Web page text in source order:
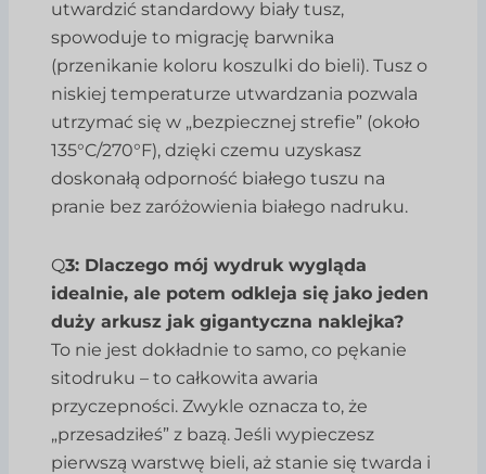
utwardzić standardowy biały tusz,
spowoduje to migrację barwnika
(przenikanie koloru koszulki do bieli). Tusz o
niskiej temperaturze utwardzania pozwala
utrzymać się w „bezpiecznej strefie” (około
135°C/270°F), dzięki czemu uzyskasz
doskonałą odporność białego tuszu na
pranie bez zaróżowienia białego nadruku.
Q3: Dlaczego mój wydruk wygląda
idealnie, ale potem odkleja się jako jeden
duży arkusz jak gigantyczna naklejka?
To nie jest dokładnie to samo, co pękanie
sitodruku – to całkowita awaria
przyczepności. Zwykle oznacza to, że
„przesadziłeś” z bazą. Jeśli wypieczesz
pierwszą warstwę bieli, aż stanie się twarda i